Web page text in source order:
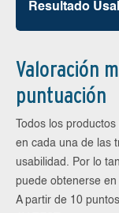
Resultado
Valoración
puntuación
Todos los
en cada una de las
usabilidad. Por lo
puede obtenerse en
A partir de 10